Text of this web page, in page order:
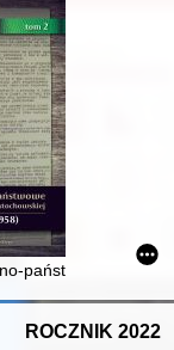
państwowe na
ROCZNIK 2022